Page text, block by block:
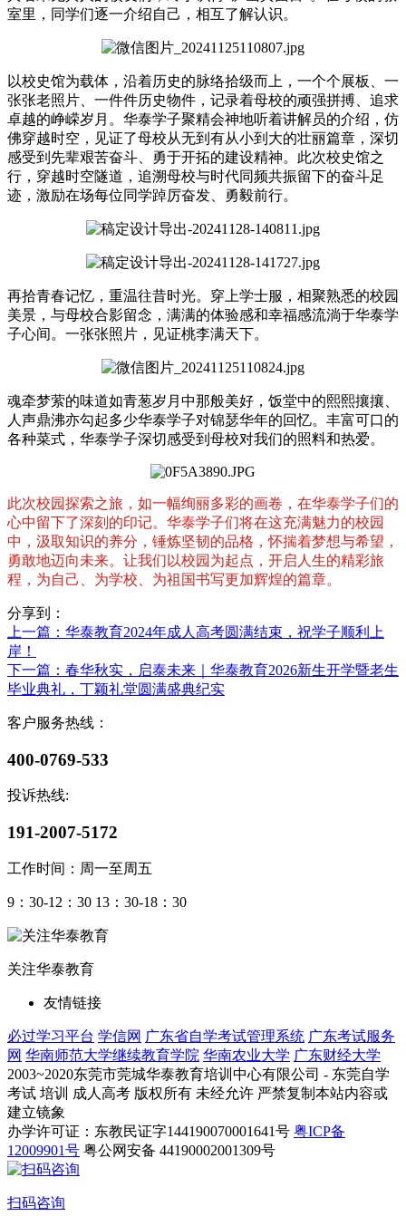
室里，同学们逐一介绍自己，相互了解认识。
以校史馆为载体，沿着历史的脉络拾级而上，一个个展板、一
张张老照片、一件件历史物件，记录着母校的顽强拼搏、追求
卓越的峥嵘岁月。 华泰学子聚精会神地听着讲解员的介绍，仿
佛穿越时空，见证了母校从无到有从小到大的壮丽篇章，深切
感受到先辈艰苦奋斗、勇于开拓的建设精神。 此次校史馆之
行，穿越时空隧道，追溯母校与时代同频共振留下的奋斗足
迹，激励在场每位同学踔厉奋发、勇毅前行。
再拾青春记忆，重温往昔时光。穿上学士服，相聚熟悉的校园
美景，与母校合影留念，满满的体验感和幸福感流淌于华泰学
子心间。一张张照片，见证桃李满天下。
魂牵梦萦的味道如青葱岁月中那般美好，饭堂中的熙熙攘攘、
人声鼎沸亦勾起多少华泰学子对锦瑟华年的回忆。丰富可口的
各种菜式，华泰学子深切感受到母校对我们的照料和热爱。
此次校园探索之旅，如一幅绚丽多彩的画卷，在华泰学子们的
心中留下了深刻的印记。华泰学子们将在这充满魅力的校园
中，汲取知识的养分，锤炼坚韧的品格，怀揣着梦想与希望，
勇敢地迈向未来。让我们以校园为起点，开启人生的精彩旅
程，为自己、为学校、为祖国书写更加辉煌的篇章。
分享到：
上一篇 ：华泰教育2024年成人高考圆满结束，祝学子顺利上
岸！
下一篇 ：春华秋实，启泰未来｜华泰教育2026新生开学暨老生
毕业典礼，丁颖礼堂圆满盛典纪实
客户服务热线：
400-0769-533
投诉热线:
191-2007-5172
工作时间：周一至周五
9：30-12：30 13：30-18：30
关注华泰教育
友情链接
必过学习平台 学信网 广东省自学考试管理系统 广东考试服务
网 华南师范大学继续教育学院 华南农业大学 广东财经大学
2003~2020东莞市莞城华泰教育培训中心有限公司 - 东莞自学
考试 培训 成人高考 版权所有 未经允许 严禁复制本站内容或
建立镜象
办学许可证：东教民证字144190070001641号 粤ICP备
12009901号 粤公网安备 44190002001309号
扫码咨询